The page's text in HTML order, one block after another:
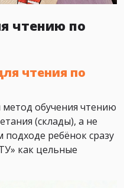
чтению по
чтения по
обучения чтению
(склады), а не
ребёнок сразу
как цельные